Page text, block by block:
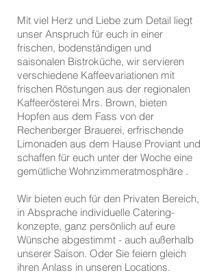
Mit viel Herz und Liebe zum Detail liegt
unser Anspruch für euch in einer
frischen, bodenständigen und
saisonalen Bistroküche, wir servieren
verschiedene Kaffeevariationen mit
frischen Röstungen aus der regionalen
Kaffeerösterei Mrs. Brown, bieten
Hopfen aus dem Fass von der
Rechenberger Brauerei, erfrischende
Limonaden aus dem Hause Proviant und
schaffen für euch unter der Woche eine
gemütliche Wohnzimmeratmosphäre .
Wir bieten euch für den Privaten Bereich,
in Absprache individuelle Catering-
konzepte, ganz persönlich auf eure
Wünsche abgestimmt - auch außerhalb
unserer Saison. Oder Sie feiern gleich
ihren Anlass in unseren Locations.